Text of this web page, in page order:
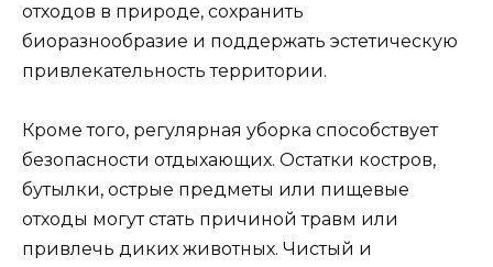
отходов в природе, сохранить
биоразнообразие и поддержать эстетическую
привлекательность территории.
Кроме того, регулярная уборка способствует
безопасности отдыхающих. Остатки костров,
бутылки, острые предметы или пищевые
отходы могут стать причиной травм или
привлечь диких животных. Чистый и